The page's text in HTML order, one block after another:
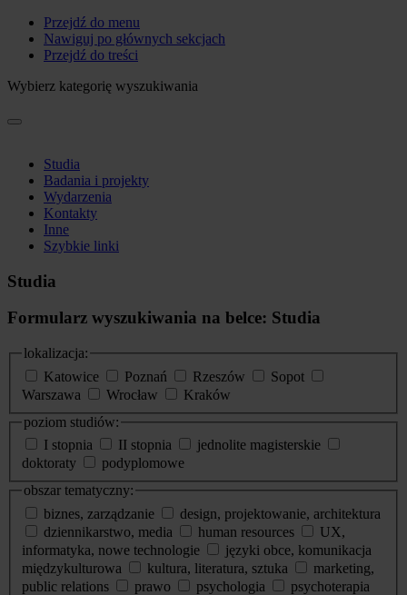
Przejdź do menu
Nawiguj po głównych sekcjach
Przejdź do treści
Wybierz kategorię wyszukiwania
Studia
Badania i projekty
Wydarzenia
Kontakty
Inne
Szybkie linki
Studia
Formularz wyszukiwania na belce: Studia
lokalizacja:
Katowice
Poznań Rzeszów
Sopot
Warszawa
Wrocław
Kraków
poziom studiów:
I stopnia
II stopnia
jednolite magisterskie
doktoraty
podyplomowe
obszar tematyczny:
biznes, zarządzanie
design, projektowanie, architektura
dziennikarstwo, media
human resources
UX,
informatyka, nowe technologie
języki obce, komunikacja
międzykulturowa
kultura, literatura, sztuka
marketing,
public relations
prawo psychologia
psychoterapia